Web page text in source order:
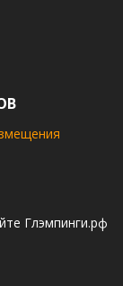
Глэмпинги.рф